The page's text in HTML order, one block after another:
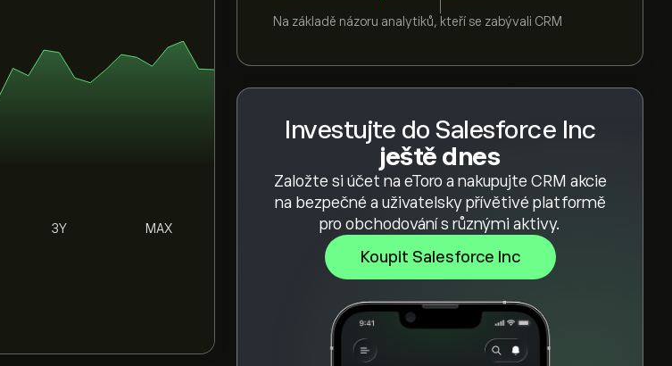
Na základě názoru analytiků, kteří se zabývali CRM
Investujte do Salesforce Inc
ještě dnes
Založte si účet na eToro a nakupujte CRM akcie
na bezpečné a uživatelsky přívětivé platformě
pro obchodování s různými aktivy.
Koupit Salesforce Inc
3Y MAX